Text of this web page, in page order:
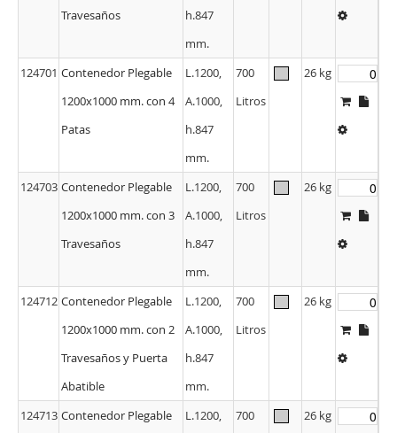
Travesaños
h.847
mm.
124701 Contenedor Plegable
1200x1000 mm. con 4
Patas
L.1200,
A.1000,
h.847
mm.
700
Litros
26 kg
124703 Contenedor Plegable
1200x1000 mm. con 3
Travesaños
L.1200,
A.1000,
h.847
mm.
700
Litros
26 kg
124712 Contenedor Plegable
1200x1000 mm. con 2
Travesaños y Puerta
Abatible
L.1200,
A.1000,
h.847
mm.
700
Litros
26 kg
124713 Contenedor Plegable
L.1200,
700
26 kg